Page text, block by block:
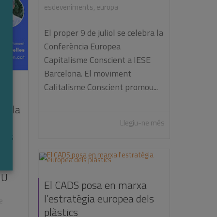
a la
esdeveniments, europa
El proper 9 de juliol se celebra la
Conferència Europea
Capitalisme Conscient a IESE
Barcelona. El moviment
Calitalisme Conscient promou...
Llegiu-ne més
El CADS posa en marxa
l’estratègia europea dels
plàstics